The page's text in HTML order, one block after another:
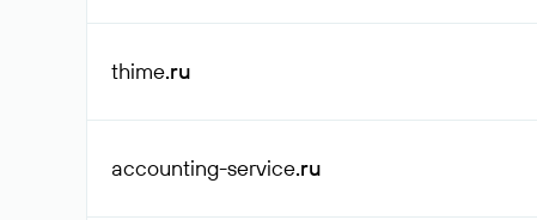
thime.ru
accounting-service.ru